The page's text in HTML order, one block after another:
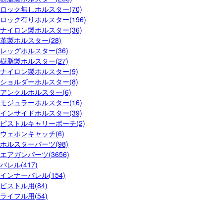
ロック無しホルスター(70)
ロック有りホルスター(196)
ナイロン製ホルスター(36)
革製ホルスター(28)
レッグホルスター(36)
樹脂製ホルスター(27)
ナイロン製ホルスター(9)
ショルダーホルスター(8)
アンクルホルスター(6)
モジュラーホルスター(16)
インサイドホルスター(39)
ピストルキャリーポーチ(2)
ウェポンキャッチ(6)
ホルスターパーツ(98)
エアガンパーツ(3656)
バレル(417)
インナーバレル(154)
ピストル用(84)
ライフル用(54)